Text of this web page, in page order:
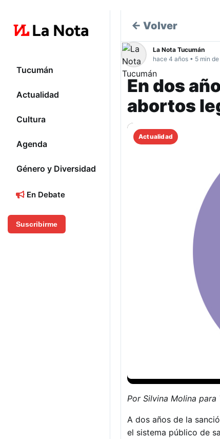
Tucumán
Actualidad
Cultura
Agenda
Género y Diversidad
En Debate
Suscribirme
← Volver
La Nota Tucumán
hace 4 años • 5 min
En dos
abortos
Actualidad
Por Silvina Molina para
A dos años de la
el sistema público de